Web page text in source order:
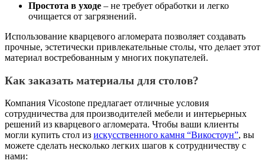
Простота в уходе – не требует обработки и легко
очищается от загрязнений.
Использование кварцевого агломерата позволяет создавать
прочные, эстетически привлекательные столы, что делает этот
материал востребованным у многих покупателей.
Как заказать материалы для столов?
Компания Vicostone предлагает отличные условия
сотрудничества для производителей мебели и интерьерных
решений из кварцевого агломерата. Чтобы ваши клиенты
могли купить стол из искусственного камня “Викостоун”, вы
можете сделать несколько легких шагов к сотрудничеству с
нами: